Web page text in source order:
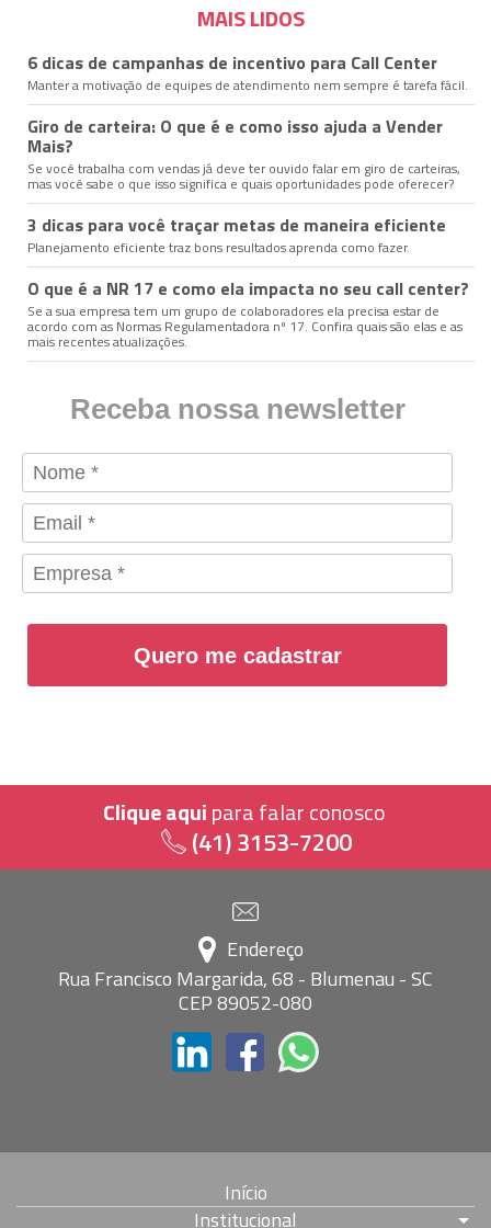
MAIS LIDOS
6 dicas de campanhas de incentivo para Call Center
Manter a motivação de equipes de atendimento nem sempre é tarefa fácil.
Giro de carteira: O que é e como isso ajuda a Vender
Mais?
Se você trabalha com vendas já deve ter ouvido falar em giro de carteiras,
mas você sabe o que isso significa e quais oportunidades pode oferecer?
3 dicas para você traçar metas de maneira eficiente
Planejamento eficiente traz bons resultados aprenda como fazer.
O que é a NR 17 e como ela impacta no seu call center?
Se a sua empresa tem um grupo de colaboradores ela precisa estar de
acordo com as Normas Regulamentadora nº 17. Confira quais são elas e as
mais recentes atualizações.
Receba nossa newsletter
Quero me cadastrar
Clique aquipara falar conosco
(41) 3153-7200
Endereço
Rua Francisco Margarida, 68 - Blumenau - SC
CEP 89052-080
Início
Institucional